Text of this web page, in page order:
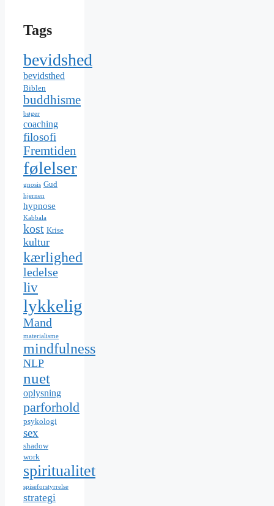
Tags
bevidshed
bevidsthed
Biblen
buddhisme
bøger
coaching
filosofi
Fremtiden
følelser
gnosis Gud
hjernen
hypnose
Kabbala
kost Krise
kultur
kærlighed
ledelse
liv
lykkelig
Mand
materialisme
mindfulness
NLP
nuet
oplysning
parforhold
psykologi
sex
shadow
work
spiritualitet
spiseforstyrrelse
strategi